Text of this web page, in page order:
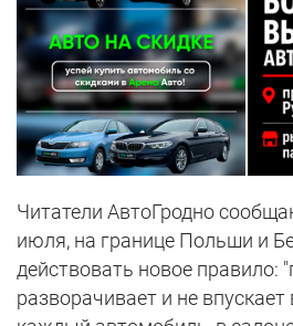
Читатели АвтоГродно
июля, на границе Польши и
действовать новое правило:
разворачивает и не